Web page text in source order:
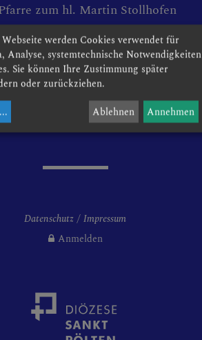
zum hl. Martin Stollhofen
Kirchenplatz 1
3133 Traismauer
Telefon: +43 2783 6356
Email:
traismauer@dsp.at
Datenschutz
Impressum
Anmelden
werden Cookies verwendet für
Analyse, systemtechnische Notwendigkeiten
Sie können Ihre Zustimmung später
oder zurückziehen.
Ablehnen Annehmen